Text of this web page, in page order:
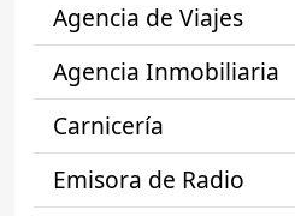
Agencia de Viajes
Agencia Inmobiliaria
Carnicería
Emisora de Radio